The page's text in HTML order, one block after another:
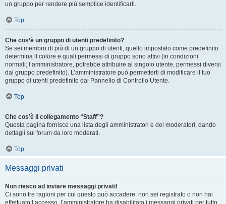
un gruppo per rendere più semplice identificarli.
Top
Che cos’è un gruppo di utenti predefinito?
Se sei membro di più di un gruppo di utenti, quello impostato come predefinito
determina il colore e quali permessi di gruppo sono attivi (in condizioni
normali; l’amministratore, potrebbe attribuire al singolo utente, permessi diversi
dal gruppo predefinito). L’amministratore può permetterti di modificare il tuo
gruppo di utenti predefinito dal Pannello di Controllo Utente.
Top
Che cos’è il collegamento “Staff”?
Questa pagina fornisce una lista degli amministratori e dei moderatori, dando
dettagli sui forum da loro moderati.
Top
Messaggi privati
Non riesco ad inviare messaggi privati!
Ci sono tre ragioni per cui questo può accadere: non sei registrato o non hai
effettuato l’accesso, l’amministratore ha disabilitato i messaggi privati per tutto